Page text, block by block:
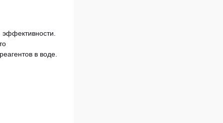
в воде.